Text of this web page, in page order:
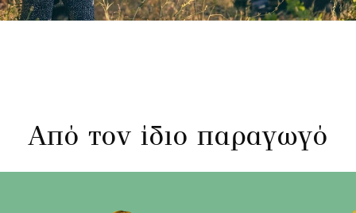
Από τον ίδιο παραγωγό